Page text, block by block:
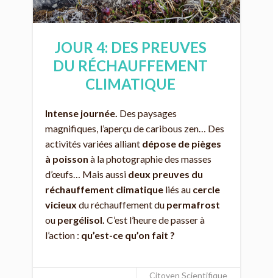
JOUR 4: DES PREUVES
DU RÉCHAUFFEMENT
CLIMATIQUE
Intense journée. Des paysages
magnifiques, l’aperçu de caribous zen… Des
activités variées alliant dépose de pièges
à poisson à la photographie des masses
d’œufs… Mais aussi deux preuves du
réchauffement climatique liés au cercle
vicieux du réchauffement du permafrost
ou pergélisol. C’est l’heure de passer à
l’action : qu’est-ce qu’on fait ?
Citoyen Scientifique